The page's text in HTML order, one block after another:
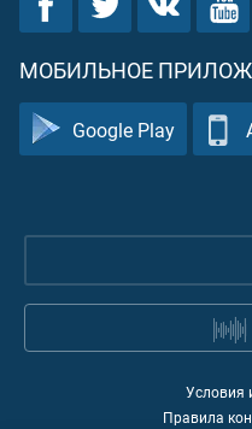
МОБИЛЬНОЕ
Google Play
Условия
Правила